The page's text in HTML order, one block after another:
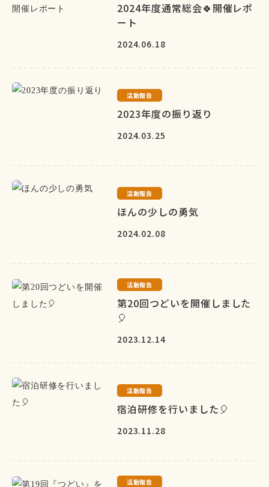
2024年度通常総会🍀開催レポ
ート
2024.06.18
活動報告
2023年度の振り返り
2024.03.25
活動報告
ほんの少しの勇気
2024.02.08
活動報告
第20回つどいを開催しました
🎈
2023.12.14
活動報告
宿泊研修を行いました🎈
2023.11.28
活動報告